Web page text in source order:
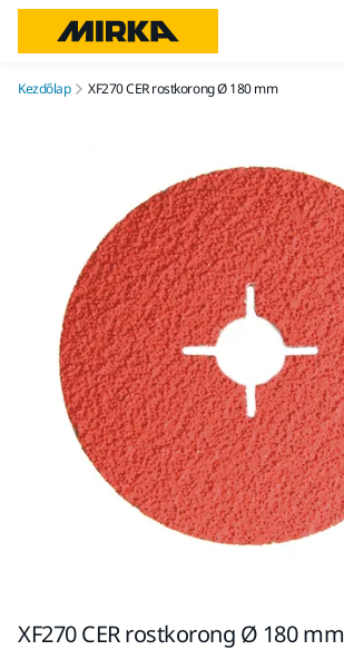
Kezdőlap XF270 CER rostkorong Ø 180 mm
XF270 CER rostkorong Ø 180 mm